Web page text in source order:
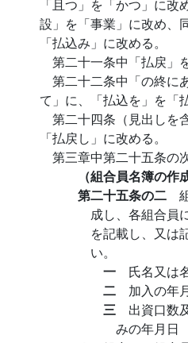
「且つ」を「かつ」に
設」を「事業」に改め、
「払込み」に改める。
第二十一条中「払戻」
第二十二条中「の終に
て」に、「払込を」を「
第二十四条（見出しを
「払戻し」に改める。
第三章中第二十五条の
（組合員名簿の作
第二十五条の二
成し、各組合員
を記載し、又は
い。
一 氏名又は
二 加入の年
三 出資口数
みの年月日